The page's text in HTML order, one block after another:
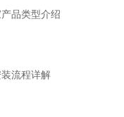
品类型介绍
流程详解